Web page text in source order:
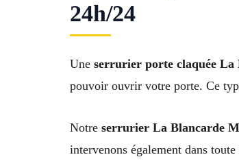
24h/24
Une serrurier porte claquée La
pouvoir ouvrir votre porte. Ce
Notre serrurier La Blancarde
intervenons également dans toute